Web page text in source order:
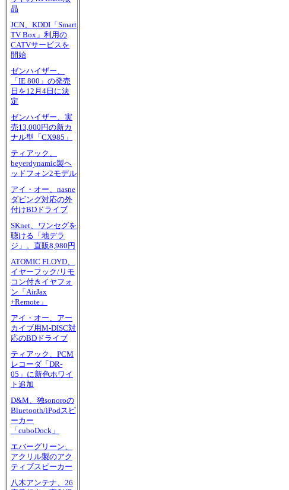
晶
JCN、KDDI「Smart
TV Box」利用の
CATVサービスを
開始
ゼンハイザー、
「IE 800」の発売
日を12月4日に決
定
ゼンハイザー、実
売13,000円の新カ
ナル型「CX985」
ティアック、
beyerdynamic製ヘ
ッドフォン2モデル
アイ・オー、nasne
ダビング対応の外
付けBDドライブ
SKnet、ワンセグを
聴ける「地デラ
ジ」。直販8,980円
ATOMIC FLOYD、
イヤーフック/リモ
コン付きイヤフォ
ン「AirJax
+Remote」
アイ・オー、アー
カイブ用M-DISC対
応のBDドライブ
ティアック、PCM
レコーダ「DR-
05」に新色ホワイ
ト追加
D&M、独sonoroの
Bluetooth/iPodスピ
ーカー
「cuboDock」
エバーグリーン、
アクリル製のアク
ティブスピーカー
八木アンテナ、26